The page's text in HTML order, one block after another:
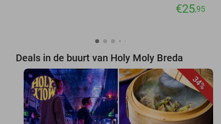
€25,95
Deals in de buurt van Holy Moly Breda
34%